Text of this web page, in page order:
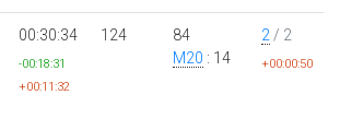
00:30:34
-00:18:31
+00:11:32
124
84
M20 : 14
2 / 2
+00:00:50